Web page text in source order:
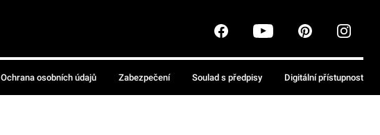
Ochrana osobních údajů Zabezpečení Soulad s předpisy Digitální přístupnost